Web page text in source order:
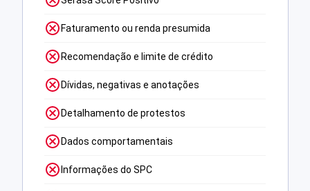
Faturamento ou renda presumida
Recomendação e limite de crédito
Dívidas, negativas e anotações
Detalhamento de protestos
Dados comportamentais
Informações do SPC